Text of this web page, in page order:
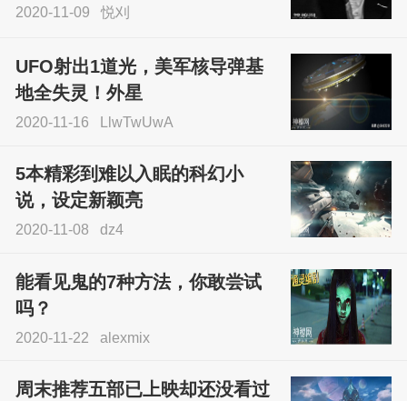
2020-11-09 悦刈
UFO射出1道光，美军核导弹基
地全失灵！外星
2020-11-16 LlwTwUwA
5本精彩到难以入眠的科幻小
说，设定新颖亮
2020-11-08 dz4
能看见鬼的7种方法，你敢尝试
吗？
2020-11-22 alexmix
周末推荐五部已上映却还没看过